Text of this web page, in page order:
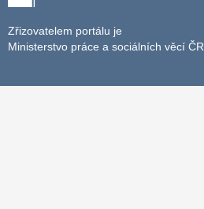
Zřizovatelem portálu je
Ministerstvo práce a sociálních věcí ČR